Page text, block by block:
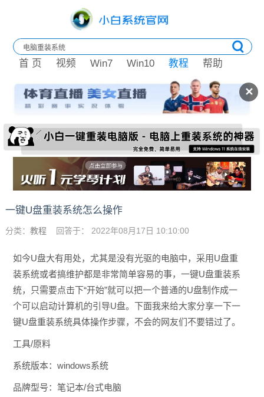
✕
首 页 视频 Win7 Win10 教程 帮助
一键U盘重装系统怎么操作
分类： 教程 回答于： 2022年08月17日 10:10:00
如今U盘大有用处，尤其是没有光驱的电脑中，采用U盘重
装系统或者搞维护都是非常简单容易的事，一键U盘重装系
统，只需要点击下“开始”就可以把一个普通的U盘制作成一
个可以启动计算机的引导U盘。下面我来给大家分享一下一
键U盘重装系统具体操作步骤，不会的网友们不要错过了。
工具/原料
系统版本：windows系统
品牌型号：笔记本/台式电脑